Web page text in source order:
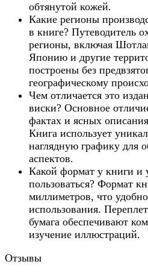
обтянутой кожей.
Какие регионы
в книге? Путеводитель
регионы, включая
Японию и другие
построены без
географическому
Чем отличается это
виски? Основное
фактах и ясных
Книга использует
наглядную графику для
аспектов.
Какой формат у книги и
пользоваться? Формат
миллиметров, что
использования.
бумага обеспечивают
изучение иллюстраций.
Отзывы